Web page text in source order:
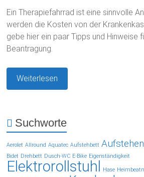
Ein Therapiefahrrad ist eine sinnvolle
werden die Kosten von der
gebe hier ein paar Tipps und Hinweise
Beantragung.
Weiterlesen
Suchworte
Aerolet Allround Aquatec Aufstehbett Aufstehen
Bidet Drehbett Dusch-WC E-Bike Eigenständigkeit
Elektrorollstuhl Hase